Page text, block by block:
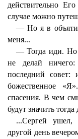
действительно
случае можно
— Но я в
меня...
— Тогда иди. Но
не делай
последний совет:
божественное
спасения. В чем
будут значить
...Сергей
другой день